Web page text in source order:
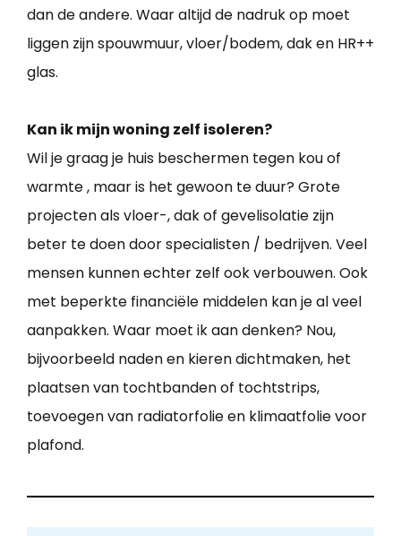
dan de andere. Waar altijd de nadruk op moet
liggen zijn spouwmuur, vloer/bodem, dak en HR++
glas.
Kan ik mijn woning zelf isoleren?
Wil je graag je huis beschermen tegen kou of
warmte , maar is het gewoon te duur? Grote
projecten als vloer-, dak of gevelisolatie zijn
beter te doen door specialisten / bedrijven. Veel
mensen kunnen echter zelf ook verbouwen. Ook
met beperkte financiële middelen kan je al veel
aanpakken. Waar moet ik aan denken? Nou,
bijvoorbeeld naden en kieren dichtmaken, het
plaatsen van tochtbanden of tochtstrips,
toevoegen van radiatorfolie en klimaatfolie voor
plafond.